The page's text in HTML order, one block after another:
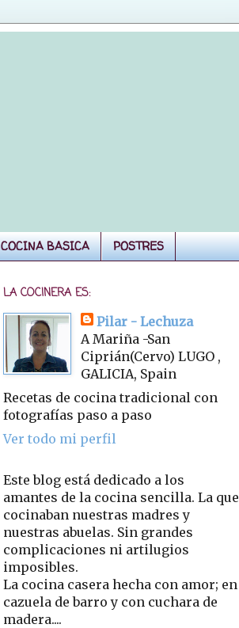
COCINA BASICA POSTRES
LA COCINERA ES:
Pilar - Lechuza
A Mariña -San
Ciprián(Cervo) LUGO ,
GALICIA, Spain
Recetas de cocina tradicional con
fotografías paso a paso
Ver todo mi perfil
Este blog está dedicado a los
amantes de la cocina sencilla. La que
cocinaban nuestras madres y
nuestras abuelas. Sin grandes
complicaciones ni artilugios
imposibles.
La cocina casera hecha con amor; en
cazuela de barro y con cuchara de
madera....